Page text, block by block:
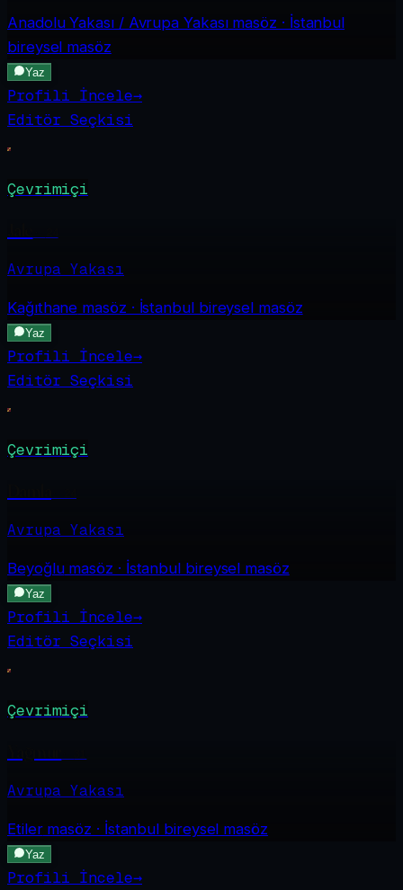
Anadolu Yakası / Avrupa Yakasımasöz · İstanbul
bireysel masöz
Yaz
Profili İncele→
Editör Seçkisi
Çevrimiçi
Avrupa Yakası
Kağıthane masöz · İstanbul bireysel masöz
Yaz
Profili İncele→
Editör Seçkisi
Çevrimiçi
Avrupa Yakası
Beyoğlumasöz · İstanbul bireysel masöz
Yaz
Profili İncele→
Editör Seçkisi
Çevrimiçi
Avrupa Yakası
Etilermasöz · İstanbul bireysel masöz
Yaz
Profili İncele→